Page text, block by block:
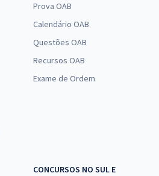
Prova OAB
Calendário OAB
Questões OAB
Recursos OAB
Exame de Ordem
CONCURSOS NO SUL E